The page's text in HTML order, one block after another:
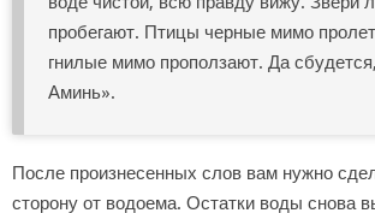
пробегают. Птицы черные мимо
гнилые мимо проползают. Да
Аминь».
После произнесенных слов вам нужно
сторону от водоема. Остатки воды снова